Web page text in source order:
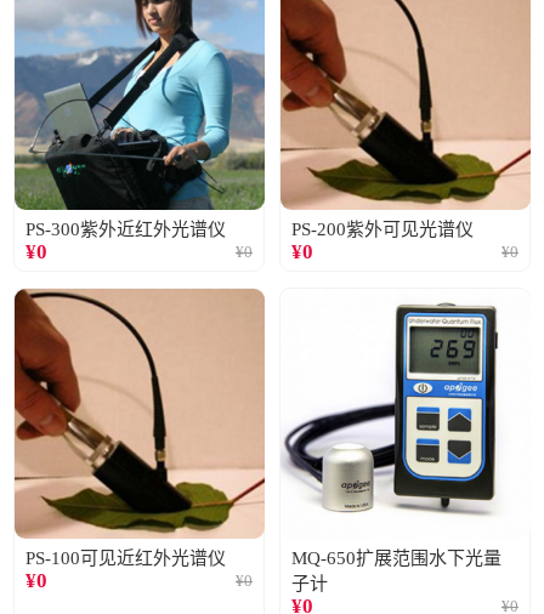
PS-300紫外近红外光谱仪
¥0 ¥0
PS-200紫外可见光谱仪
¥0 ¥0
PS-100可见近红外光谱仪
¥0 ¥0
MQ-650扩展范围水下光量
子计
¥0 ¥0